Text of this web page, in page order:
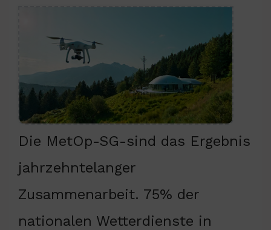
Die MetOp-SG-sind das Ergebnis
jahrzehntelanger
Zusammenarbeit. 75% der
nationalen Wetterdienste in